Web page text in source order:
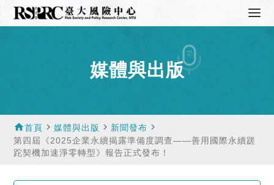
媒體與出版
home首頁 navigate_next媒體與出版 navigate_next 新聞發布 navigate_next
第四屆《2025企業永續揭露準備度調查——善用國際永續蹉
跎契機加速淨零轉型》報告正式發布！